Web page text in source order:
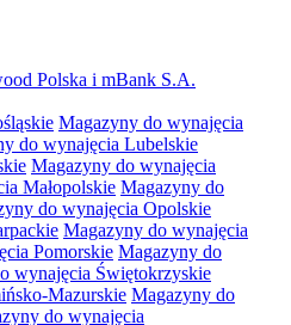
Polska i mBank S.A.
Magazyny do wynajęcia
do wynajęcia Lubelskie
Magazyny do wynajęcia
Małopolskie Magazyny do
do wynajęcia Opolskie
Magazyny do wynajęcia
Pomorskie Magazyny do
wynajęcia Świętokrzyskie
Mazurskie Magazyny do
do wynajęcia